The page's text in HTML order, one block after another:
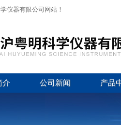
仪器有限公司网站！
介 公司新闻 产品